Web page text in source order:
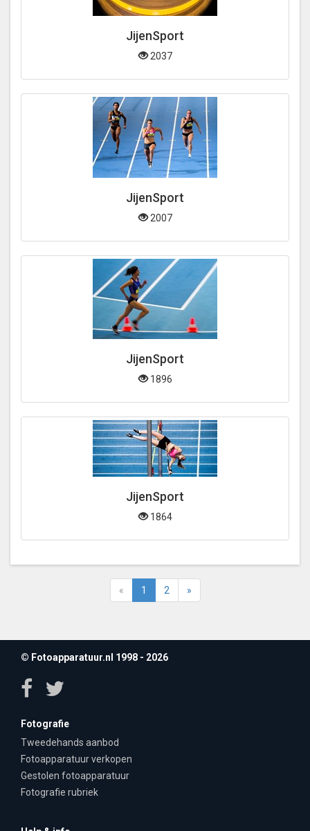
JijenSport
2037
JijenSport
2007
JijenSport
1896
JijenSport
1864
« 1 2 »
© Fotoapparatuur.nl 1998 - 2026
Fotografie
Tweedehands aanbod
Fotoapparatuur verkopen
Gestolen fotoapparatuur
Fotografie rubriek